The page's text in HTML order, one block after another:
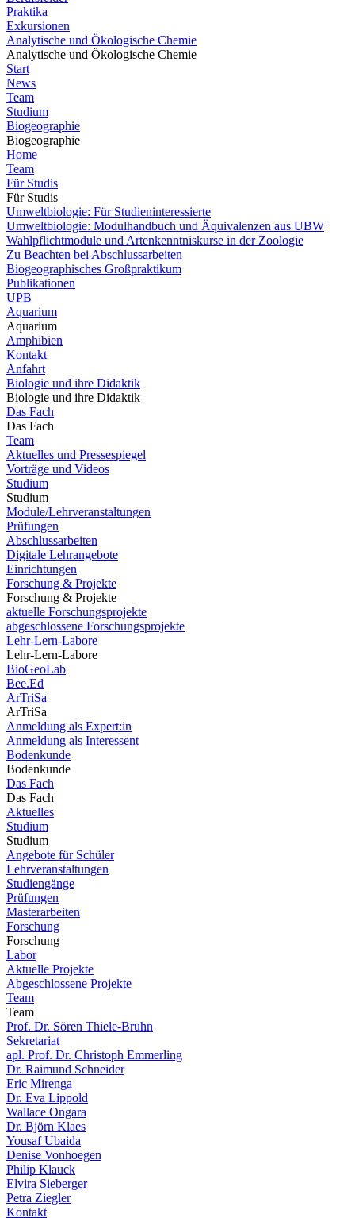
Praktika
Exkursionen
Analytische und Ökologische Chemie
Analytische und Ökologische Chemie
Start
News
Team
Studium
Biogeographie
Biogeographie
Home
Team
Für Studis
Für Studis
Umweltbiologie: Für Studieninteressierte
Umweltbiologie: Modulhandbuch und Äquivalenzen aus UBW
Wahlpflichtmodule und Artenkenntniskurse in der Zoologie
Zu Beachten bei Abschlussarbeiten
Biogeographisches Großpraktikum
Publikationen
UPB
Aquarium
Aquarium
Amphibien
Kontakt
Anfahrt
Biologie und ihre Didaktik
Biologie und ihre Didaktik
Das Fach
Das Fach
Team
Aktuelles und Pressespiegel
Vorträge und Videos
Studium
Studium
Module/Lehrveranstaltungen
Prüfungen
Abschlussarbeiten
Digitale Lehrangebote
Einrichtungen
Forschung & Projekte
Forschung & Projekte
aktuelle Forschungsprojekte
abgeschlossene Forschungsprojekte
Lehr-Lern-Labore
Lehr-Lern-Labore
BioGeoLab
Bee.Ed
ArTriSa
ArTriSa
Anmeldung als Expert:in
Anmeldung als Interessent
Bodenkunde
Bodenkunde
Das Fach
Das Fach
Aktuelles
Studium
Studium
Angebote für Schüler
Lehrveranstaltungen
Studiengänge
Prüfungen
Masterarbeiten
Forschung
Forschung
Labor
Aktuelle Projekte
Abgeschlossene Projekte
Team
Team
Prof. Dr. Sören Thiele-Bruhn
Sekretariat
apl. Prof. Dr. Christoph Emmerling
Dr. Raimund Schneider
Eric Mirenga
Dr. Eva Lippold
Wallace Ongara
Dr. Björn Klaes
Yousaf Ubaida
Denise Vonhoegen
Philip Klauck
Elvira Sieberger
Petra Ziegler
Kontakt